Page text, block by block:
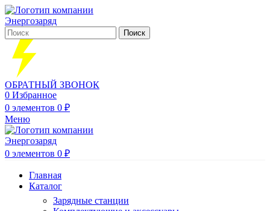
Поиск
ОБРАТНЫЙ ЗВОНОК
0 Избранное
0 элементов 0 ₽
Меню
0 элементов 0 ₽
Главная
Каталог
Зарядные станции